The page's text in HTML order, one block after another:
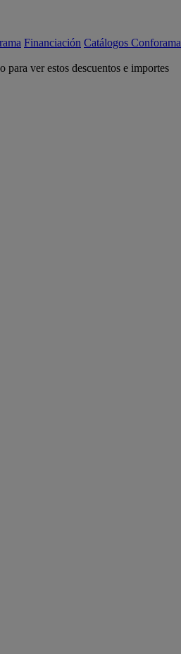
Financiación Catálogos Conforama
ver estos descuentos e importes